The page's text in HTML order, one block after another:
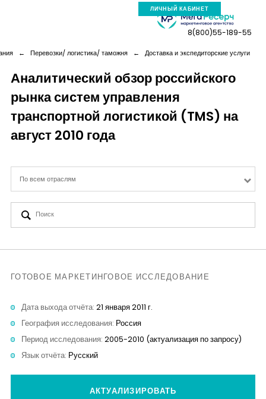
ЛИЧНЫЙ КАБИНЕТ
Компания
Услуги
Новая реальность
Кейсы
Контакты
8(800)55-189-55
← Перевозки/ логистика/ таможня ← Доставка и экспедиторские услуги
Аналитический обзор российского
рынка систем управления
транспортной логистикой (TMS) на
август 2010 года
По всем отраслям
ГОТОВОЕ МАРКЕТИНГОВОЕ ИССЛЕДОВАНИЕ
Дата выхода отчёта: 21 января 2011 г.
География исследования: Россия
Период исследования: 2005-2010 (актуализация по запросу)
Язык отчёта: Русский
АКТУАЛИЗИРОВАТЬ